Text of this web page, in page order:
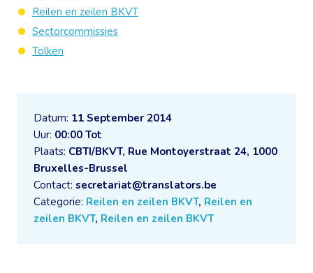
Datum: 11 September 2014
Uur: 00:00 Tot
Plaats: CBTI/BKVT, Rue Montoyerstraat 24, 1000
Bruxelles-Brussel
Contact: secretariat@translators.be
Categorie: Reilen en zeilen BKVT, Reilen en
zeilen BKVT, Reilen en zeilen BKVT
Reilen en zeilen BKVT
Sectorcommissies
Tolken